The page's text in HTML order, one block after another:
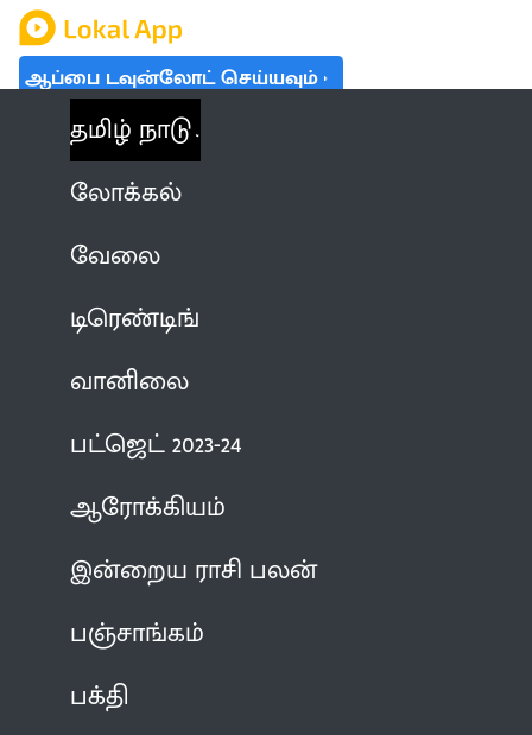
ஆப்பை டவுன்லோட் செய்யவும்
தமிழ் நாடு
லோக்கல்
வேலை
டிரெண்டிங்
வானிலை
பட்ஜெட் 2023-24
ஆரோக்கியம்
இன்றைய ராசி பலன்
பஞ்சாங்கம்
பக்தி